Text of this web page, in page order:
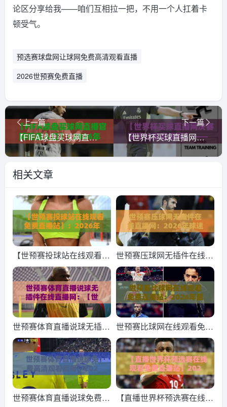
论区分享给我——咱们互相拉一把，不用一个人扛着卡
顿受气。
预选赛球盘网让球网免费高清观看直播
2026世预赛免费直播
上一篇
【FIFA球盘买球网直播官网观看入口】: 2026年最新观赛与投注指南，老司机带路不迷路
下一篇
【世界杯买球直播网决赛高清比赛直播网】——2026年观赛指南与避坑建议
相关文章
【世预赛投球站在线观看免
费直播站】：2026年最全
观赛指南
世预赛压球网无插件在线直
播网：2026年球迷必备的
观赛神器
世预赛体育直播说球无插件
在线直播网：【世预赛】20
26年球迷必备观赛指南
世预赛比球网在线观看免费
直播站：2026年最新观赛
指南与实用避坑攻略
世预赛体育直播说球免费高 【直播世界杯预选赛在线观